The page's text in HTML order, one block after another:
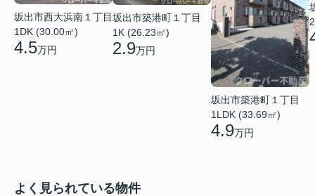
坂出市西大浜南１丁目
1DK (30.00㎡)
4.5万円
坂出市築港町１丁目
1K (26.23㎡)
2.9万円
坂出市築港町１丁目
1LDK (33.69㎡)
4.9万円
よく見られている物件